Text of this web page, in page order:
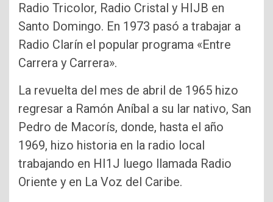
Radio Tricolor, Radio Cristal y HIJB en
Santo Domingo. En 1973 pasó a trabajar a
Radio Clarín el popular programa «Entre
Carrera y Carrera».
La revuelta del mes de abril de 1965 hizo
regresar a Ramón Aníbal a su lar nativo, San
Pedro de Macorís, donde, hasta el año
1969, hizo historia en la radio local
trabajando en HI1J luego llamada Radio
Oriente y en La Voz del Caribe.